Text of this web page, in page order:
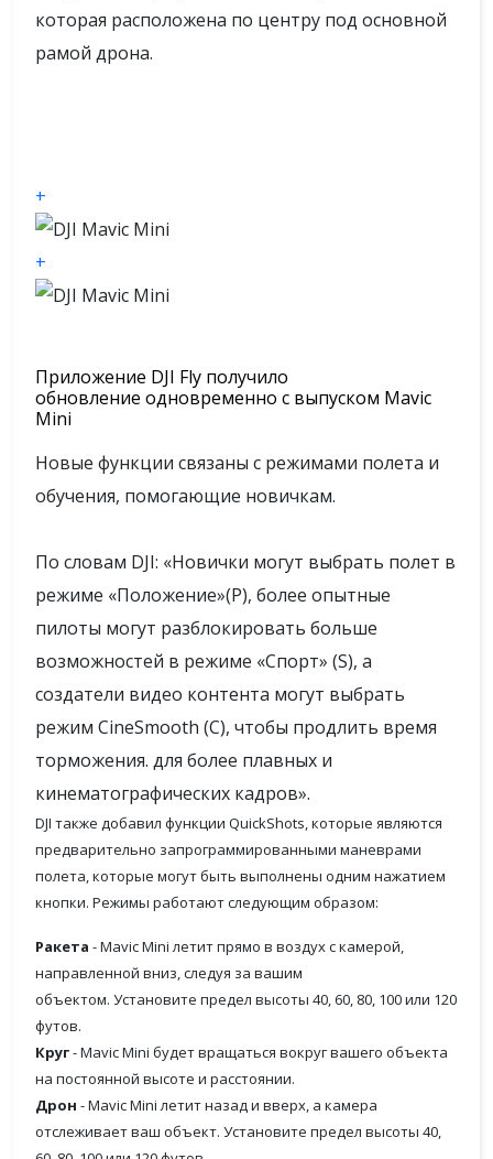
которая расположена по центру под основной
рамой дрона.
+
+
Приложение DJI Fly получило
обновление одновременно с выпуском Mavic
Mini
Новые функции связаны с режимами полета и
обучения, помогающие новичкам.
По словам DJI: «Новички могут выбрать полет в
режиме «Положение»(P), более опытные
пилоты могут разблокировать больше
возможностей в режиме «Спорт» (S), а
создатели видео контента могут выбрать
режим CineSmooth (C), чтобы продлить время
торможения. для более плавных и
кинематографических кадров».
DJI также добавил функции QuickShots, которые являются
предварительно запрограммированными маневрами
полета, которые могут быть выполнены одним нажатием
кнопки. Режимы работают следующим образом:
Ракета - Mavic Mini летит прямо в воздух с камерой,
направленной вниз, следуя за вашим
объектом. Установите предел высоты 40, 60, 80, 100 или 120
футов.
Круг- Mavic Mini будет вращаться вокруг вашего объекта
на постоянной высоте и расстоянии.
Дрон - Mavic Mini летит назад и вверх, а камера
отслеживает ваш объект. Установите предел высоты 40,